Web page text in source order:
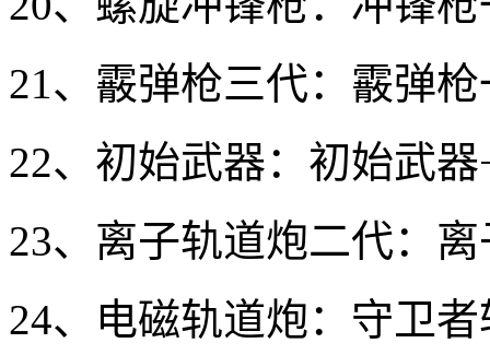
21、霰弹枪三代：霰弹
22、初始武器：初始武器
23、离子轨道炮二代：
24、电磁轨道炮：守卫